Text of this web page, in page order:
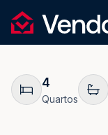
Vendo
4
Quartos